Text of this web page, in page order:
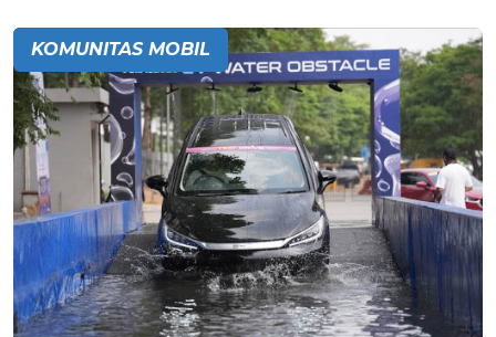
KOMUNITAS MOBIL